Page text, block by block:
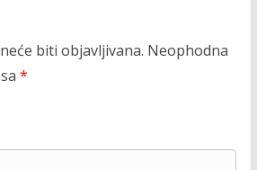
biti objavljivana. Neophodna
*